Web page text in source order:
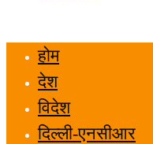
होम
देश
विदेश
दिल्ली-एनसीआर